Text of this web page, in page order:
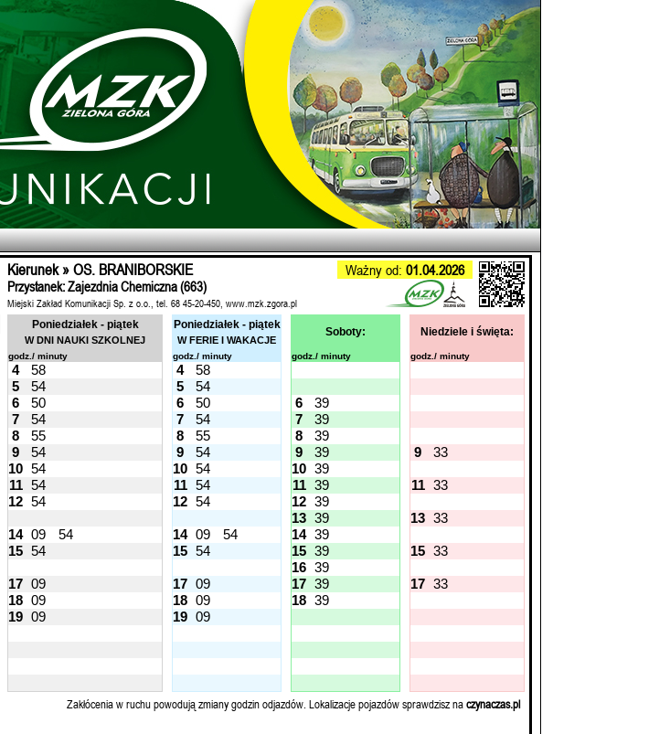
Kierunek » OS. BRANIBORSKIE Ważny od: 01.04.2026
Przystanek: Zajezdnia Chemiczna (663)
Miejski Zakład Komunikacji Sp. z o.o., tel. 68 45-20-450, www.mzk.zgora.pl
Poniedziałek - piątek
W DNI NAUKI SZKOLNEJ
Poniedziałek - piątek
W FERIE I WAKACJE
Soboty: Niedziele i święta:
godz./ minuty godz./ minuty godz./ minuty godz./ minuty
4 58 4
58
5
54 5
54
6
50 6 50 6
39
7
54 7 54 7
39
8
55 8 55 8
39
9
54 9 54 9 39 9
33
10 54 10 54 10 39
11 54 11 54 11 39 11 33
12 54 12 54 12 39
13 39 13 33
14 09 54 14 09 54 14 39
15 54 15 54 15 39 15 33
16 39
17 09 17 09 17 39 17 33
18 09 18 09 18 39
19 09 19 09
Zakłócenia w ruchu powodują zmiany godzin odjazdów. Lokalizacje pojazdów sprawdzisz naczynaczas.pl